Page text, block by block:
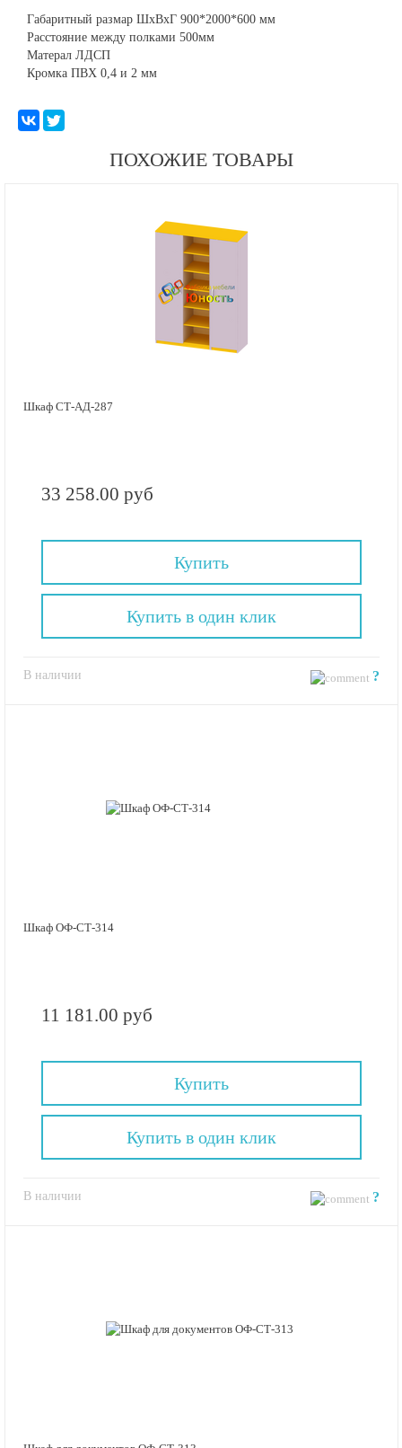
Габаритный размар ШхВхГ 900*2000*600 мм
Расстояние между полками 500мм
Матерал ЛДСП
Кромка ПВХ 0,4 и 2 мм
ПОХОЖИЕ ТОВАРЫ
Шкаф СТ-АД-287
33 258.00 руб
Купить
В наличии ?
Купить в один клик
Шкаф ОФ-СТ-314
11 181.00 руб
Купить
В наличии ?
Купить в один клик